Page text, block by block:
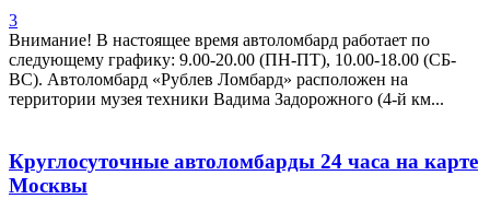
3
Внимание! В настоящее время автоломбард работает по
следующему графику: 9.00-20.00 (ПН-ПТ), 10.00-18.00 (СБ-
ВС). Автоломбард «Рублев Ломбард» расположен на
территории музея техники Вадима Задорожного (4-й км...
Круглосуточные автоломбарды 24 часа на карте
Москвы